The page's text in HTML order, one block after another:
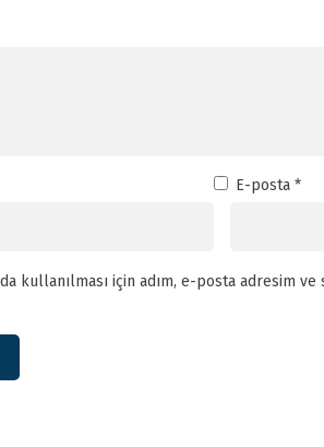
E-posta *
kullanılması için adım, e-posta adresim